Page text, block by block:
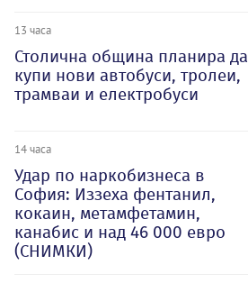
13 часа
Столична община планира да
купи нови автобуси, тролеи,
трамваи и електробуси
14 часа
Удар по наркобизнеса в
София: Иззеха фентанил,
кокаин, метамфетамин,
канабис и над 46 000 евро
(СНИМКИ)